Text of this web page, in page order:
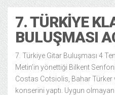
7. TÜRKIYE
BULUŞMASI
7. Türkiye Gitar Buluşması 4
Metin’in yönettiği Bilkent
Costas Cotsiolis, Bahar Türker
konserini yaptı. Uygun